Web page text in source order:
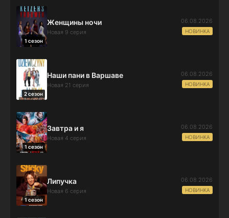
1 сезон
Женщины ночи
Новая 9 серия
06.08.2026
НОВИНКА
2 сезон
Наши пани в Варшаве
Новая 21 серия
06.08.2026
НОВИНКА
1 сезон
Завтра и я
Новая 4 серия
06.08.2026
НОВИНКА
1 сезон
Липучка
Новая 6 серия
06.08.2026
НОВИНКА